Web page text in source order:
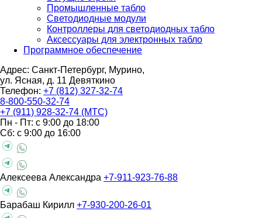
Промышленные табло
Светодиодные модули
Контроллеры для светодиодных табло
Аксессуары для электронных табло
Программное обеспечение
Адрес: Санкт-Петербург, Мурино,
ул. Ясная, д. 11 Девяткино
Телефон: +7 (812) 327-32-74
8-800-550-32-74
+7 (911) 928-32-74 (МТС)
Пн - Пт: с 9:00 до 18:00
Сб: с 9:00 до 16:00
Алексеева Александра +7-911-923-76-88
Барабаш Кирилл +7-930-200-26-01